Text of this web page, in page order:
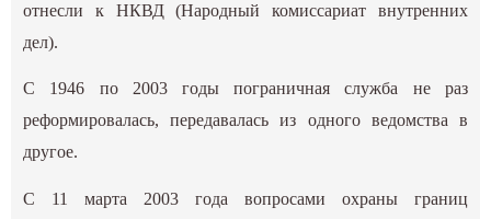
отнесли к НКВД (Народный комиссариат внутренних
дел).
С 1946 по 2003 годы пограничная служба не раз
реформировалась, передавалась из одного ведомства в
другое.
С 11 марта 2003 года вопросами охраны границ